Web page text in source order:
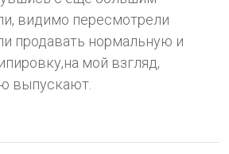
видимо пересмотрели
продавать нормальную и
мой взгляд,
выпускают.